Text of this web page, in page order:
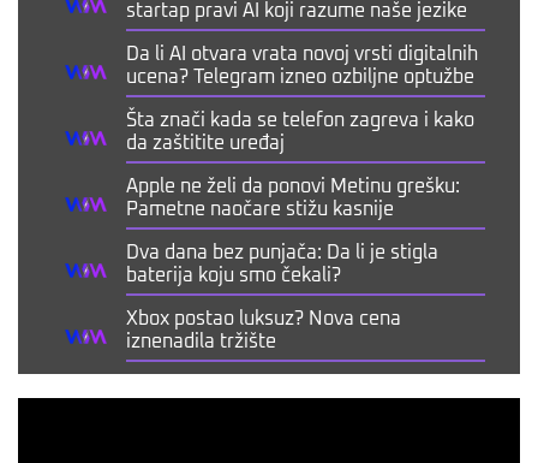
startap pravi AI koji razume naše jezike
Da li AI otvara vrata novoj vrsti digitalnih
ucena? Telegram izneo ozbiljne optužbe
Šta znači kada se telefon zagreva i kako
da zaštitite uređaj
Apple ne želi da ponovi Metinu grešku:
Pametne naočare stižu kasnije
Dva dana bez punjača: Da li je stigla
baterija koju smo čekali?
Xbox postao luksuz? Nova cena
iznenadila tržište